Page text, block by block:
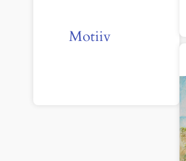
Motiiv